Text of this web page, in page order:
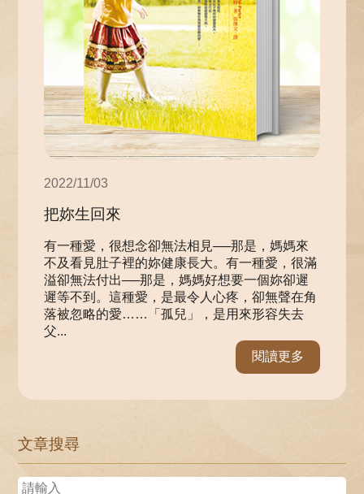
2022/11/03
把妳生回來
有一種愛，很想念卻無法相見──那是，媽媽來
不及看見肚子裡的妳健康長大。有一種愛，很滿
溢卻無法付出──那是，媽媽好想要一個妳卻遲
遲等不到。這種愛，是最令人心疼，卻無聲在角
落被忽略的愛……「孤兒」，是用來形容失去
父...
閱讀更多
文章搜尋